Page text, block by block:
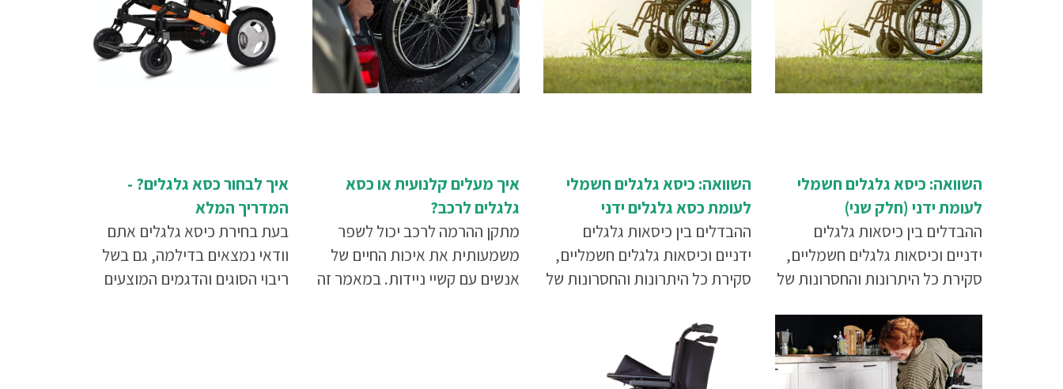
השוואה: כיסא גלגלים חשמלי
לעומת ידני (חלק שני)
ההבדלים בין כיסאות גלגלים
ידניים וכיסאות גלגלים חשמליים,
סקירת כל היתרונות והחסרונות של
השוואה: כיסא גלגלים חשמלי
לעומת כסא גלגלים ידני
ההבדלים בין כיסאות גלגלים
ידניים וכיסאות גלגלים חשמליים,
סקירת כל היתרונות והחסרונות של
איך מעלים קלנועית או כסא
גלגלים לרכב?
מתקן ההרמה לרכב יכול לשפר
משמעותית את איכות החיים של
אנשים עם קשיי ניידות. במאמר זה
איך לבחור כסא גלגלים? -
המדריך המלא
בעת בחירת כיסא גלגלים אתם
וודאי נמצאים בדילמה, גם בשל
ריבוי הסוגים והדגמים המוצעים